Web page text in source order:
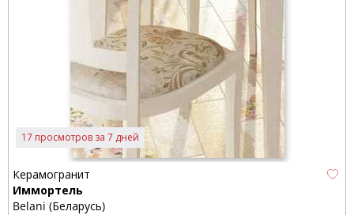
17 просмотров за 7 дней
Керамогранит
Иммортель
Belani (Беларусь)